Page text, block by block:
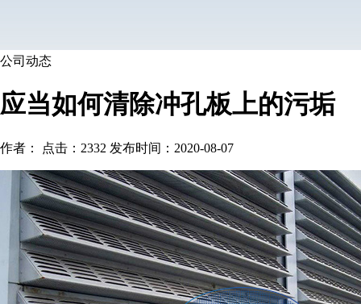
公司动态
应当如何清除冲孔板上的污垢
作者： 点击：2332 发布时间：2020-08-07